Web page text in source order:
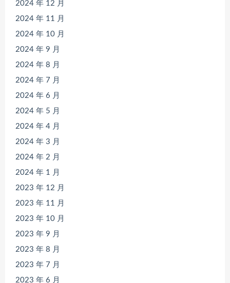
2024 年 12 月
2024 年 11 月
2024 年 10 月
2024 年 9 月
2024 年 8 月
2024 年 7 月
2024 年 6 月
2024 年 5 月
2024 年 4 月
2024 年 3 月
2024 年 2 月
2024 年 1 月
2023 年 12 月
2023 年 11 月
2023 年 10 月
2023 年 9 月
2023 年 8 月
2023 年 7 月
2023 年 6 月